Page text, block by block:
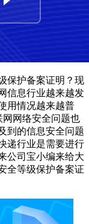
保护备案证明？现
信息行业越来越发
用情况越来越普
网络安全问题也
到的信息安全问题
递行业是需要进行
公司宝小编来给大
全等级保护备案证